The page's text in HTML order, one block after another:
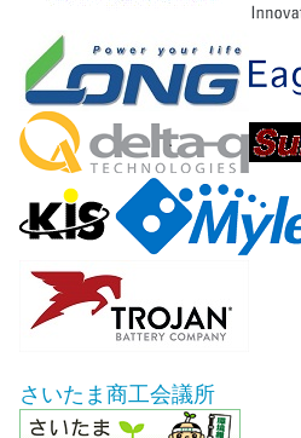
さいたま商工会議所